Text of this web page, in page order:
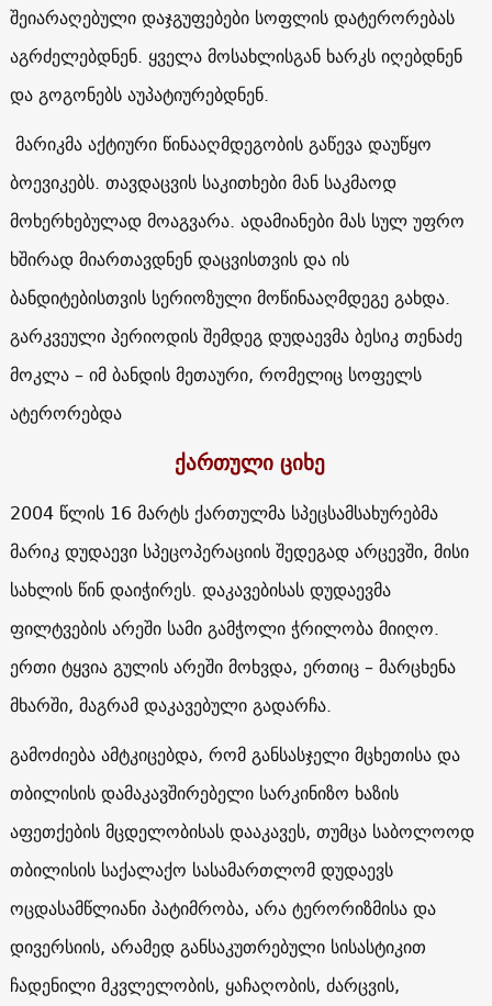
შეიარაღებული დაჯგუფებები სოფლის დატერორებას
აგრძელებდნენ. ყველა მოსახლისგან ხარკს იღებდნენ
და გოგონებს აუპატიურებდნენ.
მარიკმა აქტიური წინააღმდეგობის გაწევა დაუწყო
ბოევიკებს. თავდაცვის საკითხები მან საკმაოდ
მოხერხებულად მოაგვარა. ადამიანები მას სულ უფრო
ხშირად მიართავდნენ დაცვისთვის და ის
ბანდიტებისთვის სერიოზული მოწინააღმდეგე გახდა.
გარკვეული პერიოდის შემდეგ დუდაევმა ბესიკ თენაძე
მოკლა – იმ ბანდის მეთაური, რომელიც სოფელს
ატერორებდა
ქართული ციხე
2004 წლის 16 მარტს ქართულმა სპეცსამსახურებმა
მარიკ დუდაევი სპეცოპერაციის შედეგად არცევში, მისი
სახლის წინ დაიჭირეს. დაკავებისას დუდაევმა
ფილტვების არეში სამი გამჭოლი ჭრილობა მიიღო.
ერთი ტყვია გულის არეში მოხვდა, ერთიც – მარცხენა
მხარში, მაგრამ დაკავებული გადარჩა.
გამოძიება ამტკიცებდა, რომ განსასჯელი მცხეთისა და
თბილისის დამაკავშირებელი სარკინიზო ხაზის
აფეთქების მცდელობისას დააკავეს, თუმცა საბოლოოდ
თბილისის საქალაქო სასამართლომ დუდაევს
ოცდასამწლიანი პატიმრობა, არა ტერორიზმისა და
დივერსიის, არამედ განსაკუთრებული სისასტიკით
ჩადენილი მკვლელობის, ყაჩაღობის, ძარცვის,